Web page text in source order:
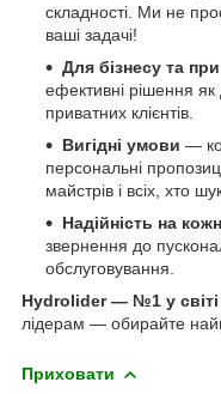
складності. Ми не
ваші задачі!
Для бізнесу та
ефективні рішення як
приватних клієнтів.
Вигідні умови —
персональні
майстрів і всіх, хто
Надійність на
звернення до
обслуговування.
Hydrolider — №1 у світі
лідерам — обирайте
Приховати